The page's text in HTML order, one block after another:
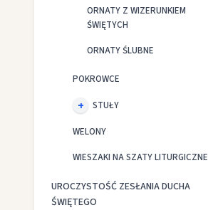
ORNATY Z WIZERUNKIEM
ŚWIĘTYCH
ORNATY ŚLUBNE
POKROWCE
STUŁY
WELONY
WIESZAKI NA SZATY LITURGICZNE
UROCZYSTOŚĆ ZESŁANIA DUCHA
ŚWIĘTEGO